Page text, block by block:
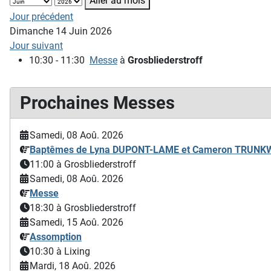
Jour précédent
Dimanche 14 Juin 2026
Jour suivant
10:30 - 11:30 Messe à Grosbliederstroff
Prochaines Messes
Samedi, 08 Aoû. 2026
Baptêmes de Lyna DUPONT-LAME et Cameron
11:00 à Grosbliederstroff
Samedi, 08 Aoû. 2026
Messe
18:30 à Grosbliederstroff
Samedi, 15 Aoû. 2026
Assomption
10:30 à Lixing
Mardi, 18 Aoû. 2026